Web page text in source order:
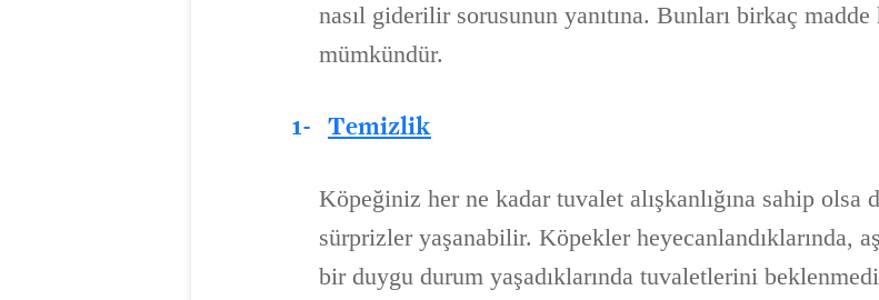
nasıl giderilir sorusunun yanıtına. Bunları birkaç
mümkündür.
1- Temizlik
Köpeğiniz her ne kadar tuvalet alışkanlığına sahip olsa
sürprizler yaşanabilir. Köpekler heyecanlandıklarında,
bir duygu durum yaşadıklarında tuvaletlerini